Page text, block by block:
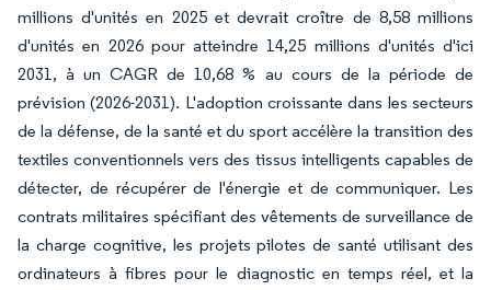
millions d'unités en 2025 et devrait croître de 8,58 millions
d'unités en 2026 pour atteindre 14,25 millions d'unités d'ici
2031, à un CAGR de 10,68 % au cours de la période de
prévision (2026-2031). L'adoption croissante dans les secteurs
de la défense, de la santé et du sport accélère la transition des
textiles conventionnels vers des tissus intelligents capables de
détecter, de récupérer de l'énergie et de communiquer. Les
contrats militaires spécifiant des vêtements de surveillance de
la charge cognitive, les projets pilotes de santé utilisant des
ordinateurs à fibres pour le diagnostic en temps réel, et la